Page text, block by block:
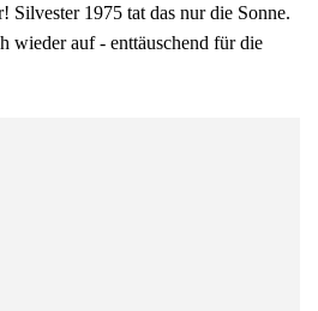
Silvester 1975 tat das nur die Sonne.
wieder auf - enttäuschend für die